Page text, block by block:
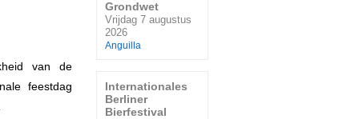
van de
feestdag
Grondwet
Vrijdag 7 augustus
2026
Anguilla
Internationales
Berliner
Bierfestival